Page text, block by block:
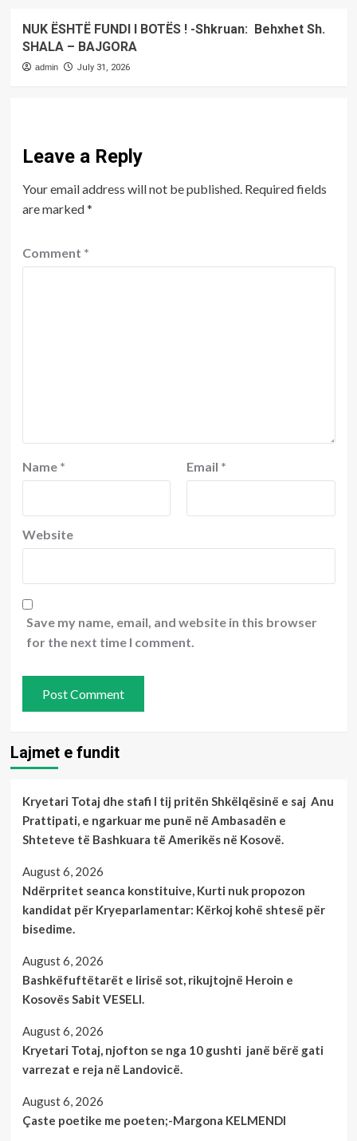
NUK ËSHTË FUNDI I BOTËS ! -Shkruan: Behxhet Sh.
SHALA – BAJGORA
admin July 31, 2026
Leave a Reply
Your email address will not be published. Required fields
are marked*
Comment *
Name * Email *
Website
Save my name, email, and website in this browser
for the next time I comment.
Lajmet e fundit
Kryetari Totaj dhe stafi I tij pritën Shkëlqësinë e saj Anu
Prattipati, e ngarkuar me punë në Ambasadën e
Shteteve të Bashkuara të Amerikës në Kosovë.
August 6, 2026
Ndërpritet seanca konstituive, Kurti nuk propozon
kandidat për Kryeparlamentar: Kërkoj kohë shtesë për
bisedime.
August 6, 2026
Bashkëfuftëtarët e lirisë sot, rikujtojnë Heroin e
Kosovës Sabit VESELI.
August 6, 2026
Kryetari Totaj, njofton se nga 10 gushti janë bërë gati
varrezat e reja në Landovicë.
August 6, 2026
Çaste poetike me poeten;-Margona KELMENDI